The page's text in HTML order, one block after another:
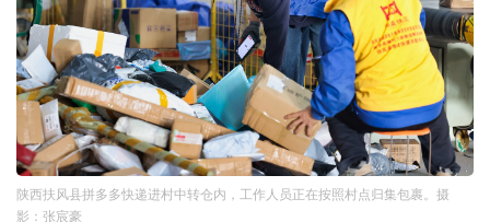
陕西扶风县拼多多快递进村中转仓内，工作人员正在按照村点归集包裹。摄
影：张宸豪